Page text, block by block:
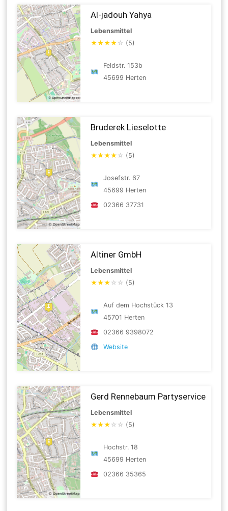
Al-jadouh Yahya
Lebensmittel
★★★★ ☆ (5)
Feldstr. 153b
45699 Herten
Bruderek Lieselotte
Lebensmittel
★★★★ ☆ (5)
Josefstr. 67
45699 Herten
02366 37731
Altiner GmbH
Lebensmittel
★★★ ☆ ☆ (5)
Auf dem Hochstück 13
45701 Herten
02366 9398072
Website
Gerd Rennebaum Partyservice
Lebensmittel
★★★ ☆ ☆ (5)
Hochstr. 18
45699 Herten
02366 35365